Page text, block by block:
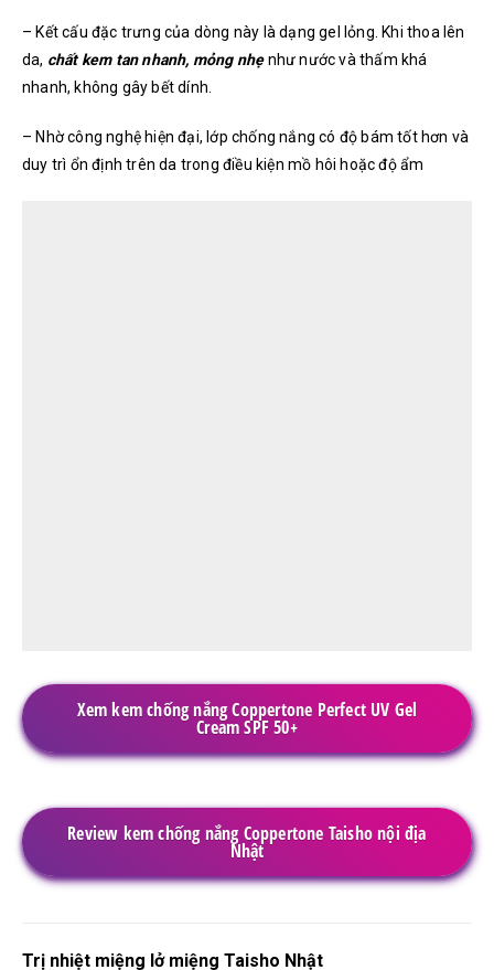
– Kết cấu đặc trưng của dòng này là dạng gel lỏng. Khi thoa lên
da, chất kem tan nhanh, mỏng nhẹnhư nước và thấm khá
nhanh, không gây bết dính.
– Nhờ công nghệ hiện đại, lớp chống nắng có độ bám tốt hơn và
duy trì ổn định trên da trong điều kiện mồ hôi hoặc độ ẩm
Xem kem chống nắng Coppertone Perfect UV Gel
Cream SPF 50+
Review kem chống nắng Coppertone Taisho nội địa
Nhật
Trị nhiệt miệng lở miệng Taisho Nhật